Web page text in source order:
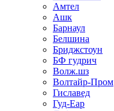
Амтел
Ашк
Барнаул
Белшина
Бриджстоун
БФ гудрич
Волж.шз
Волтайр-Пром
Гиславед
Гуд-Еар